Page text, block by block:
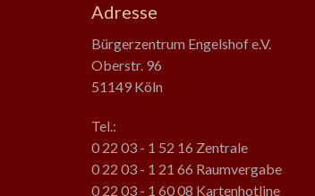
Adresse
Bürgerzentrum Engelshof e.V.
Oberstr. 96
51149 Köln
Tel.:
0 22 03 - 1 52 16 Zentrale
0 22 03 - 1 21 66 Raumvergabe
0 22 03 - 1 60 08 Kartenhotline